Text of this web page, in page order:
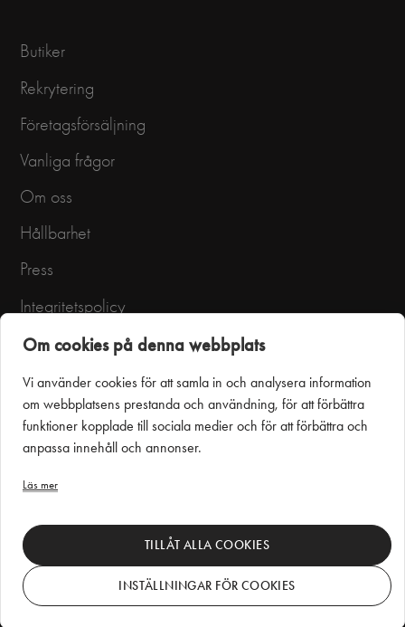
Butiker
Rekrytering
Företagsförsäljning
Vanliga frågor
Om oss
Hållbarhet
Press
Integritetspolicy
Användarvillkor
Om cookies på denna webbplats
Vi använder cookies för att samla in och analysera information
om webbplatsens prestanda och användning, för att förbättra
funktioner kopplade till sociala medier och för att förbättra och
anpassa innehåll och annonser.
Läs mer
TILLÅT ALLA COOKIES
INSTÄLLNINGAR FÖR COOKIES